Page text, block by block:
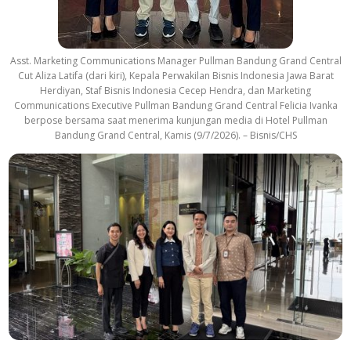
Asst. Marketing Communications Manager Pullman Bandung Grand Central
Cut Aliza Latifa (dari kiri), Kepala Perwakilan Bisnis Indonesia Jawa Barat
Herdiyan, Staf Bisnis Indonesia Cecep Hendra, dan Marketing
Communications Executive Pullman Bandung Grand Central Felicia Ivanka
berpose bersama saat menerima kunjungan media di Hotel Pullman
Bandung Grand Central, Kamis (9/7/2026). – Bisnis/CHS